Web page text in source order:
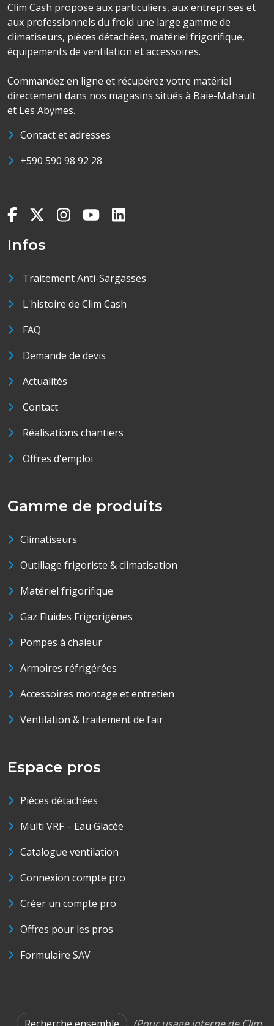
Clim Cash propose aux particuliers, aux entreprises et
aux professionnels du froid une large gamme de
climatiseurs, pièces détachées, matériel frigorifique,
équipements de ventilation et accessoires.
Commandez en ligne et récupérez votre matériel
directement dans nos magasins situés à Baie-Mahault
et Les Abymes.
Contact et adresses
+590 590 98 92 28
Infos
Traitement Anti-Sargasses
L'histoire de Clim Cash
FAQ
Demande de devis
Actualités
Contact
Réalisations chantiers
Offres d'emploi
Gamme de produits
Climatiseurs
Outillage frigoriste & climatisation
Matériel frigorifique
Gaz Fluides Frigorigènes
Pompes à chaleur
Armoires réfrigérées
Accessoires montage et entretien
Ventilation & traitement de l’air
Espace pros
Pièces détachées
Multi VRF – Eau Glacée
Catalogue ventilation
Connexion compte pro
Créer un compte pro
Offres pour les pros
Formulaire SAV